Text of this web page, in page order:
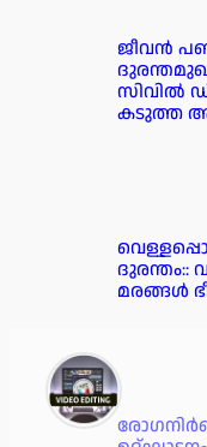
ജീവൻ
സിവിൽ
കടുത്ത
ദുരന്തം::
മരങ്ങൾ